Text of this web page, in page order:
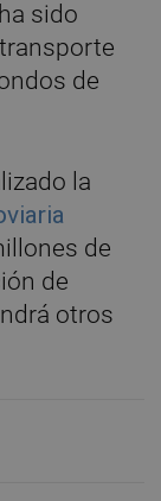
sido
de
la
de
de
otros